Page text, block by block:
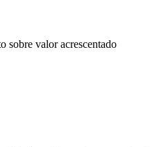
sobre valor acrescentado